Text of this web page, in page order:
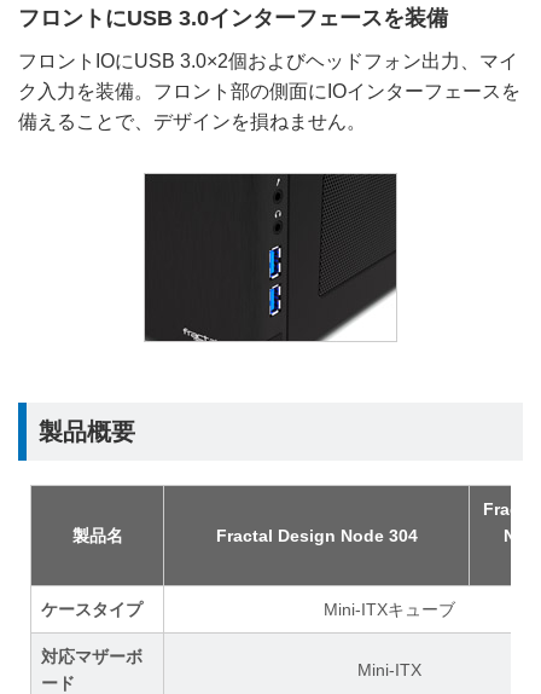
フロントにUSB 3.0インターフェースを装備
フロントIOにUSB 3.0×2個およびヘッドフォン出力、マイ
ク入力を装備。フロント部の側面にIOインターフェースを
備えることで、デザインを損ねません。
製品概要
製品名 Fractal Design Node 304
ケースタイプ Mini-ITXキューブ
対応マザーボ
ード
Mini-ITX